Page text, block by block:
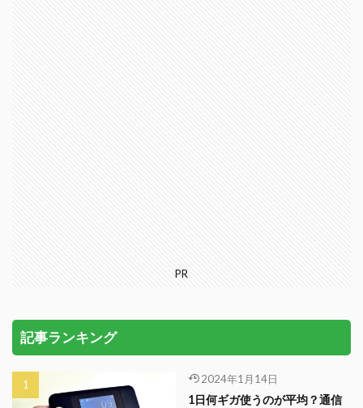
PR
記事ランキング
2024年1月14日
1日何ギガ使うのが平均？通信